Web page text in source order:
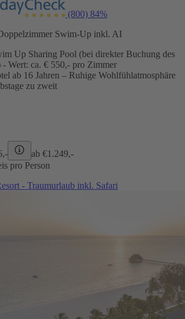
(800) 84%
Swim-Up inkl. AI
Up Sharing Pool (bei direkter Buchung des
Wert: ca. € 550,- pro Zimmer
ab 16 Jahren – Ruhige Wohlfühlatmosphäre
zu zweit
ab €1.249,-
pro Person
- Traumurlaub inkl. Safari